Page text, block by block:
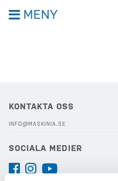
MENY
KONTAKTA OSS
INFO@MASKINIA.SE
SOCIALA MEDIER